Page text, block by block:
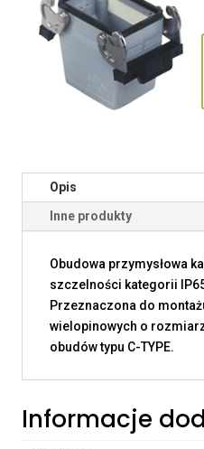
Opis
Inne produkty
Obudowa przymysłowa
szczelności kategorii
Przeznaczona do
wielopinowych o
obudów typu C-TYPE.
Informacje